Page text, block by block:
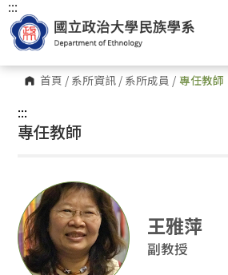
首頁 / 系所資訊 / 系所成員 / 專任教師
:::
:::
專任教師
王雅萍
副教授